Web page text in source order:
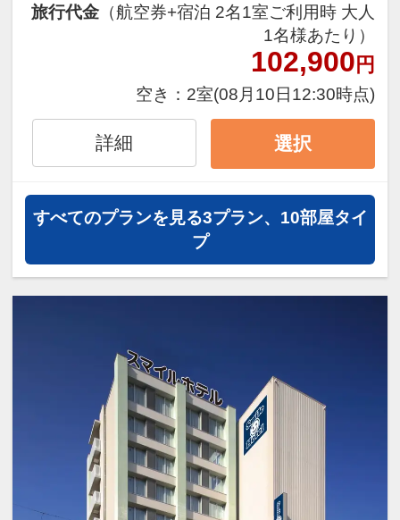
7F コインランドリー
ホテル裏側に立体駐車場がございま
す。（先着順。ご予約はできませ
ん）
料金：1,200円（14：00～翌11：
00） 台数：38台
車高制限：1.55ｍ（18台）2.05ｍ
（20台）
※サイズオーバー、満車時の場合
は、徒歩5，6分の近隣駐車場へ車の
ご移動をお願いします。
めご了承下さいませ。
◆添い寝◆
ベッド１台につき小学生以下のお子
様は無料でご宿泊いただけます。
※ツインルームの場合、大人1名、
子供1名でのご利用の際は、大人2名
料金となります。
旅行代金 （航空券+宿泊 2名1室ご利用時 大人
1名様あたり）
102,900 円
空き： 2室(08月10日12:30時点)
詳細 選択
すべてのプランを見る3プラン、10部屋タイ
プ